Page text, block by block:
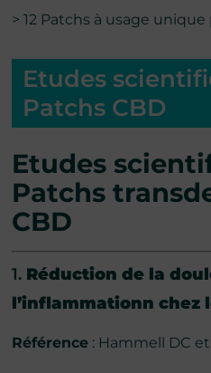
> 12 Patchs à usage unique
Etudes
Patchs CBD
Etudes
Patchs
CBD
1. Réduction de la
l’inflammationn chez
Référence : Hammell DC et